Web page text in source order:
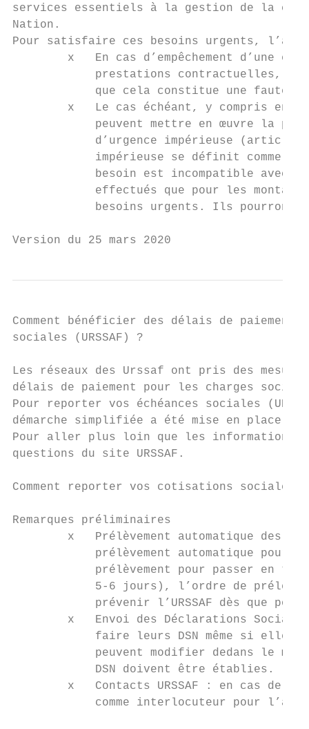
services essentiels à la gestion de la
Nation.
Pour satisfaire ces besoins urgents,
x   En cas d’empêchement d’une
prestations contractuelles,
que cela constitue une faute
x   Le cas échéant, y compris en
peuvent mettre en œuvre la
d’urgence impérieuse (article
impérieuse se définit comme
besoin est incompatible avec
effectués que pour les
besoins urgents. Ils pourront
Version du 25 mars 2020
Comment bénéficier des délais de paiement
sociales (URSSAF) ?
Les réseaux des Urssaf ont pris des
délais de paiement pour les charges
Pour reporter vos échéances sociales
démarche simplifiée a été mise en place.
Pour aller plus loin que les informations
questions du site URSSAF.
Comment reporter vos cotisations sociales
Remarques préliminaires
x   Prélèvement automatique des
prélèvement automatique pour
prélèvement pour passer en
5-6 jours), l’ordre de
prévenir l’URSSAF dès que
x   Envoi des Déclarations
faire leurs DSN même si elles
peuvent modifier dedans le
            DSN doivent être établies.
x   Contacts URSSAF : en cas de
comme interlocuteur pour